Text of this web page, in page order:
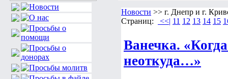
Новости >> г. Днепр и г.
Страниц:
<<| 11 12 13 14 15
Ванечка.
неоткуда…»